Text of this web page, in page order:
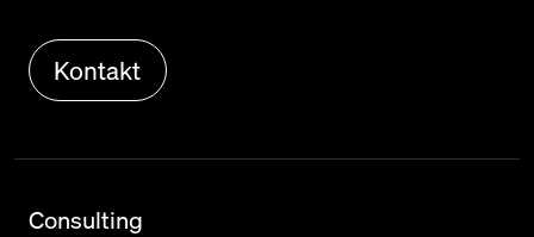
Kontakt
Consulting